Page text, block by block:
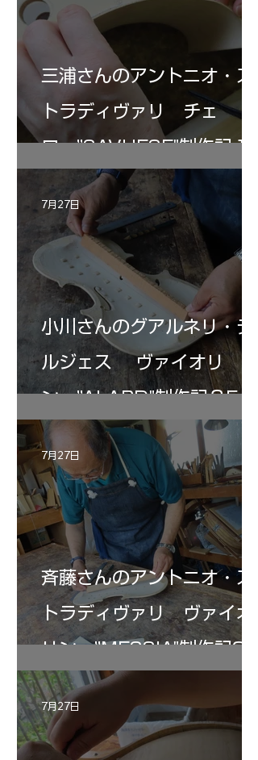
三浦さんのアントニオ・ス
トラディヴァリ チェ
ロ ”SAVUESE"制作記１2
小川さんのグアルネリ・デ
ルジェス ヴァイオリ
ン ”ALARD"制作記３5
7月27日
斉藤さんのアントニオ・ス
トラディヴァリ ヴァイオ
リン ”MESSIA"制作記33
7月27日
7月27日